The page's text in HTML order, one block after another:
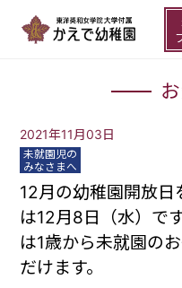
2021年11月03日
未就園児の
みなさまへ
12月の幼稚園開放
は12月8日（水）で
は1歳から未就園の
だけます。